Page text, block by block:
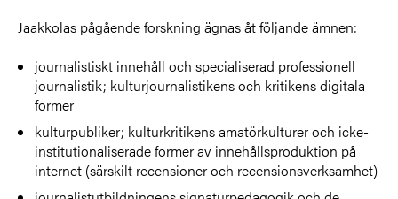
Jaakkolas pågående forskning ägnas åt följande ämnen:
journalistiskt innehåll och specialiserad professionell
journalistik; kulturjournalistikens och kritikens digitala
former
kulturpubliker; kulturkritikens amatörkulturer och icke-
institutionaliserade former av innehållsproduktion på
internet (särskilt recensioner och recensionsverksamhet)